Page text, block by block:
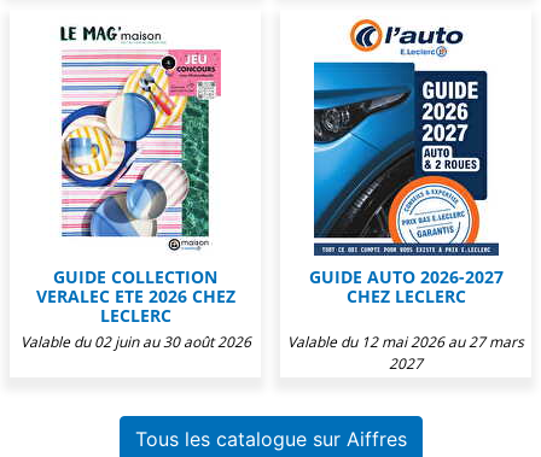
GUIDE COLLECTION
VERALEC ETE 2026 CHEZ
LECLERC
Valable du 02 juin au 30 août 2026
GUIDE AUTO 2026-2027
CHEZ LECLERC
Valable du 12 mai 2026 au 27 mars
2027
Tous les catalogue sur Aiffres